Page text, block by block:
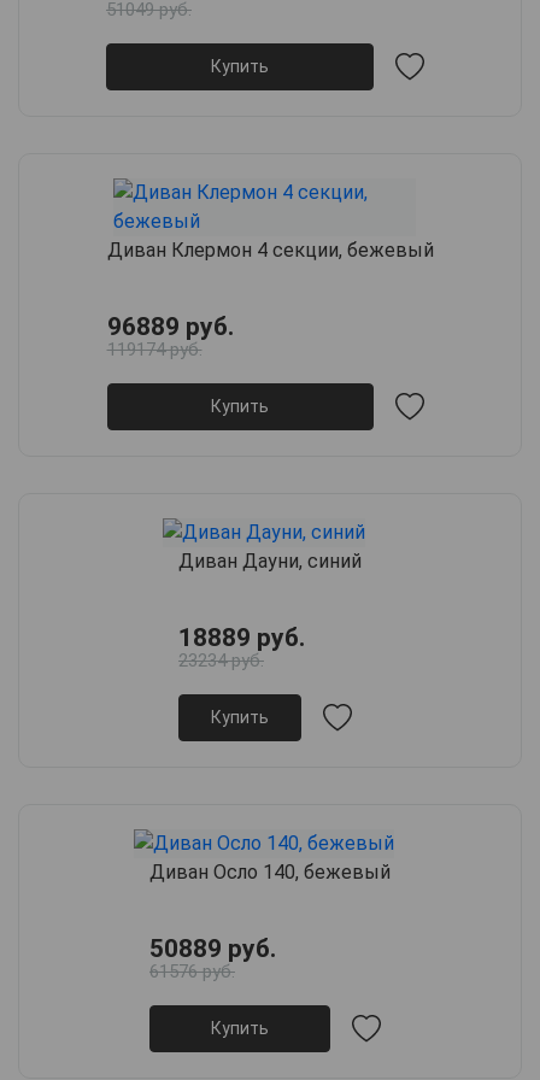
51049 руб.
Купить
Диван Клермон 4 секции, бежевый
96889 руб.
119174 руб.
Купить
Диван Дауни, синий
18889 руб.
23234 руб.
Купить
Диван Осло 140, бежевый
50889 руб.
61576 руб.
Купить